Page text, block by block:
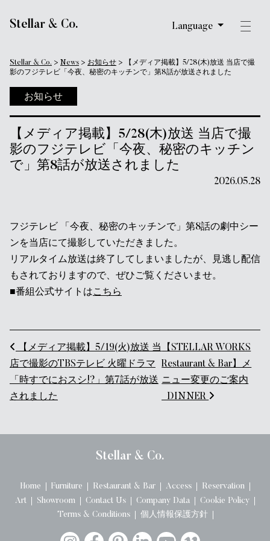
Stellar & Co. Language
Stellar & Co. > News > お知らせ >
【メディア掲載】5/28(木)放送 当店で撮
影のフジテレビ「今夜、秘密のキッチンで」第8話が放送されました
お知らせ
【メディア掲載】5/28(木)放送 当店で撮
影のフジテレビ「今夜、秘密のキッチン
で」第8話が放送されました
2026.05.28
フジテレビ 「今夜、秘密のキッチンで」第8話の劇中シー
ンを当店にて撮影していただきました。
リアルタイム放送は終了してしまいましたが、見逃し配信
もされておりますので、ぜひご覧くださいませ。
■番組公式サイトはこちら
投稿ナビゲーション
【メディア掲載】5/19(火)放送 当
店で撮影のTBSテレビ 火曜ドラマ
「時すでにおスシ!?」第7話が放送
されました
【STELLAR WORKS
Restaurant & Bar】メ
ニュー変更のご案内
_DINNER
Stellar & Co.
Home Furniture Restaurant & Bar Access
Reservation
Art
Showroom Contact Us Company Data
Cookie Policy
Terms & Conditions
個人情報保護方針